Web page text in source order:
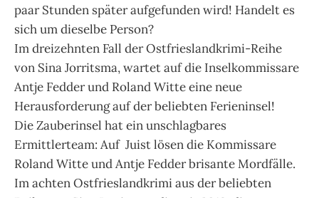
paar Stunden später aufgefunden wird! Handelt es
sich um dieselbe Person?
Im dreizehnten Fall der Ostfrieslandkrimi-Reihe
von Sina Jorritsma, wartet auf die Inselkommissare
Antje Fedder und Roland Witte eine neue
Herausforderung auf der beliebten Ferieninsel!
Die Zauberinsel hat ein unschlagbares
Ermittlerteam: Auf Juist lösen die Kommissare
Roland Witte und Antje Fedder brisante Mordfälle.
Im achten Ostfrieslandkrimi aus der beliebten